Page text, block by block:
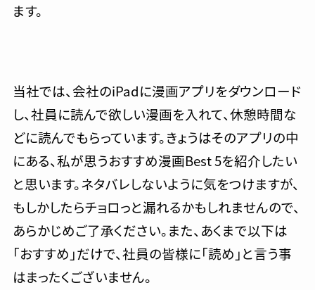
ます。
当社では、会社のiPadに漫画アプリをダウンロード
し、社員に読んで欲しい漫画を入れて、休憩時間な
どに読んでもらっています。きょうはそのアプリの中
にある、私が思うおすすめ漫画Best 5を紹介したい
と思います。ネタバレしないように気をつけますが、
もしかしたらチョロっと漏れるかもしれませんので、
あらかじめご了承ください。また、あくまで以下は
「おすすめ」だけで、社員の皆様に「読め」と言う事
はまったくございません。